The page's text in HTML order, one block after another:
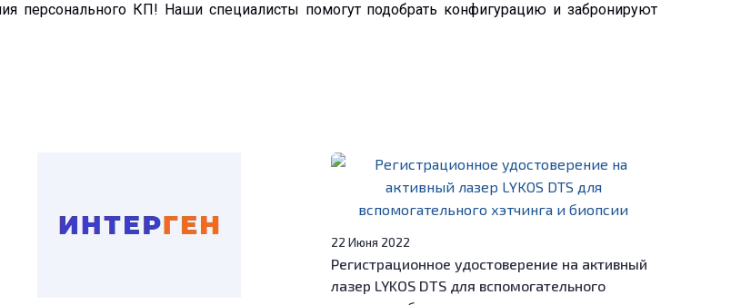
персонального КП! Наши специалисты помогут подобрать конфигурацию и забронируют
22 Июня 2022
Регистрационное удостоверение на активный
лазер LYKOS DTS для вспомогательного